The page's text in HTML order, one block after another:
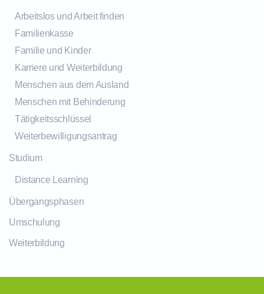
Arbeitslos und Arbeit finden
Familienkasse
Familie und Kinder
Karriere und Weiterbildung
Menschen aus dem Ausland
Menschen mit Behinderung
Tätigkeitsschlüssel
Weiterbewilligungsantrag
Studium
Distance Learning
Übergangsphasen
Umschulung
Weiterbildung